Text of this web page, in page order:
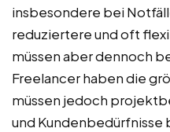
insbesondere bei
reduziertere und oft
müssen aber dennoch
Freelancer haben die
müssen jedoch
und Kundenbedürfnisse